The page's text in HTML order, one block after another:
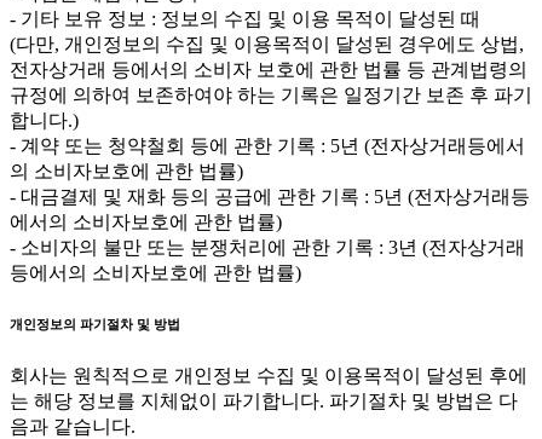
- 기타 보유 정보 : 정보의 수집 및 이용 목적이 달성된 때
(다만, 개인정보의 수집 및 이용목적이 달성된 경우에도 상법,
전자상거래 등에서의 소비자 보호에 관한 법률 등 관계법령의
규정에 의하여 보존하여야 하는 기록은 일정기간 보존 후 파기
합니다.)
- 계약 또는 청약철회 등에 관한 기록 : 5년 (전자상거래등에서
의 소비자보호에 관한 법률)
- 대금결제 및 재화 등의 공급에 관한 기록 : 5년 (전자상거래등
에서의 소비자보호에 관한 법률)
- 소비자의 불만 또는 분쟁처리에 관한 기록 : 3년 (전자상거래
등에서의 소비자보호에 관한 법률)
개인정보의 파기절차 및 방법
회사는 원칙적으로 개인정보 수집 및 이용목적이 달성된 후에
는 해당 정보를 지체없이 파기합니다. 파기절차 및 방법은 다
음과 같습니다.